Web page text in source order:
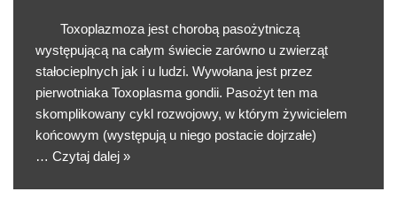
Toxoplazmoza jest chorobą pasożytniczą
występującą na całym świecie zarówno u zwierząt
stałocieplnych jak i u ludzi. Wywołana jest przez
pierwotniaka Toxoplasma gondii. Pasożyt ten ma
skomplikowany cykl rozwojowy, w którym żywicielem
końcowym (występują u niego postacie dojrzałe)
… Czytaj dalej »